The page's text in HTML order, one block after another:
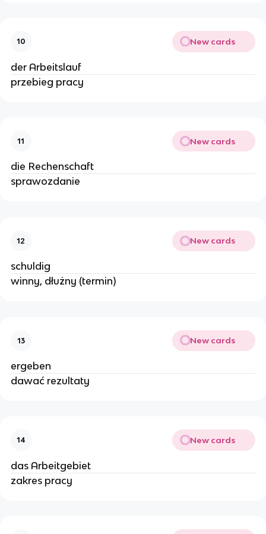
10 New cards
der Arbeitslauf
przebieg pracy
11 New cards
die Rechenschaft
sprawozdanie
12 New cards
schuldig
winny, dłużny (termin)
13 New cards
ergeben
dawać rezultaty
14 New cards
das Arbeitgebiet
zakres pracy